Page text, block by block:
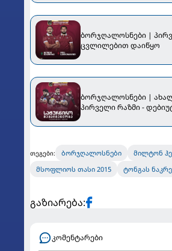
ბორჯღალოსნები |
ცვლილებით დაიწყო
ბორჯღალოსნები |
პირველი რაზმი -
თეგები: ბორჯღალოსნები
მილტონ
მსოფლიოს თასი 2015
ტონგას
გაზიარება:
კომენტარები